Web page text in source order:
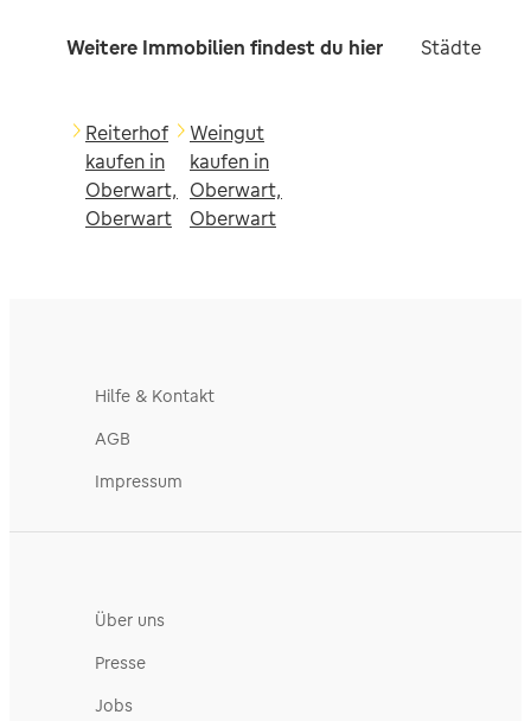
Weitere Immobilien findest du hier Städte in
Reiterhof
kaufen in
Oberwart,
Oberwart
Weingut
kaufen in
Oberwart,
Oberwart
Hilfe & Kontakt
AGB
Impressum
Über uns
Presse
Jobs